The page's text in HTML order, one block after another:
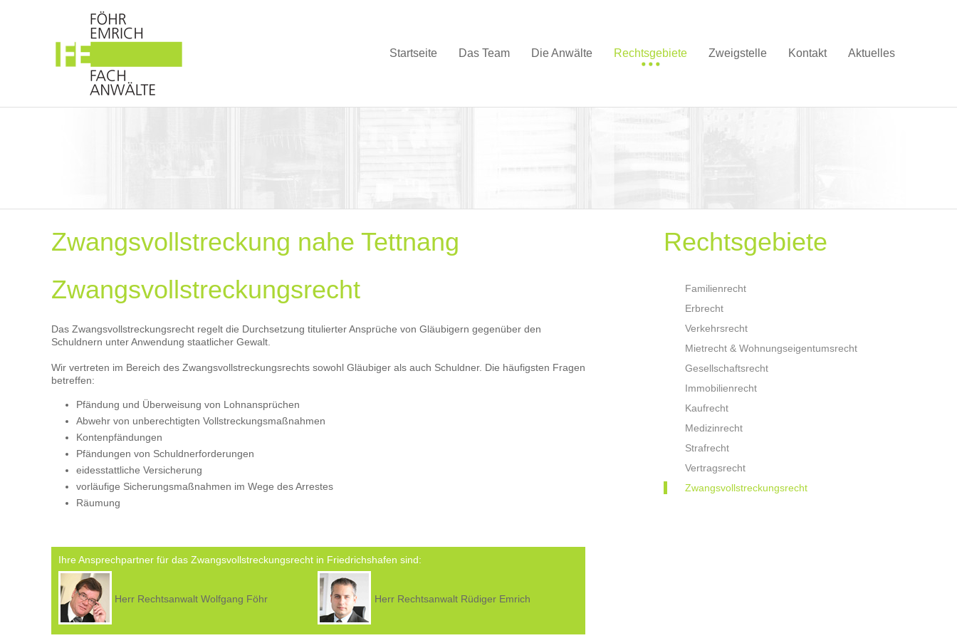
Startseite Das Team Die Anwälte Rechtsgebiete Zweigstelle Kontakt Aktuelles
Rechtsgebiete
Familienrecht
Erbrecht
Verkehrsrecht
Mietrecht & Wohnungseigentumsrecht
Gesellschaftsrecht
Immobilienrecht
Kaufrecht
Medizinrecht
Strafrecht
Vertragsrecht
Zwangsvollstreckungsrecht
Zwangsvollstreckung nahe Tettnang
Zwangsvollstreckungsrecht
Das Zwangsvollstreckungsrecht regelt die Durchsetzung titulierter Ansprüche von Gläubigern gegenüber den
Schuldnern unter Anwendung staatlicher Gewalt.
Wir vertreten im Bereich des Zwangsvollstreckungsrechts sowohl Gläubiger als auch Schuldner. Die häufigsten Fragen
betreffen:
Pfändung und Überweisung von Lohnansprüchen
Abwehr von unberechtigten Vollstreckungsmaßnahmen
Kontenpfändungen
Pfändungen von Schuldnerforderungen
eidesstattliche Versicherung
vorläufige Sicherungsmaßnahmen im Wege des Arrestes
Räumung
Ihre Ansprechpartner für das Zwangsvollstreckungsrecht in Friedrichshafen sind:
Herr Rechtsanwalt Wolfgang Föhr Herr Rechtsanwalt Rüdiger Emrich